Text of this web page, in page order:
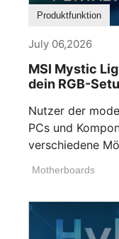
Produktfunktion
July 06,2026
MSI Mystic
dein RGB-
Nutzer der
PCs und
verschiedene
Motherboards